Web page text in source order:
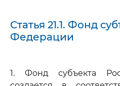
Статья 21.1. Фонд
Федерации
1. Фонд субъекта